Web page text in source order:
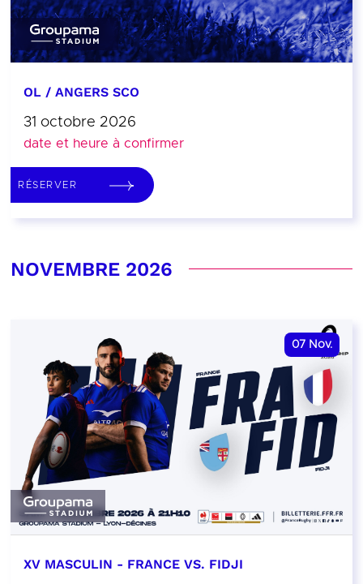
OL / ANGERS SCO
31 octobre 2026
date et heure à confirmer
RÉSERVER
NOVEMBRE 2026
07 Nov.
XV MASCULIN - FRANCE VS. FIDJI